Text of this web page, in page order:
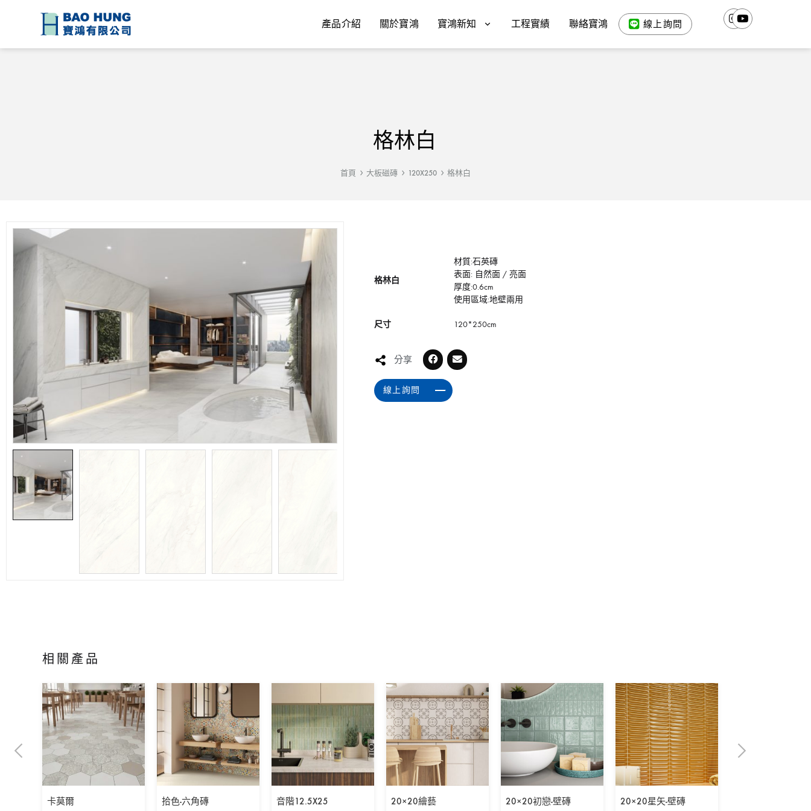
產品介紹 關於寶鴻 寶鴻新知 工程實績 聯絡寶鴻 線上詢問
格林白
首頁 大板磁磚 120X250 格林白
格林白
材質:石英磚
表面: 自然面 / 亮面
厚度:0.6cm
使用區域:地壁兩用
尺寸 120*250cm
分享
線上詢問
相關產品
卡莫爾 拾色-六角磚 音階12.5X25 20×20繪藝 20×20初戀-壁磚 20×20星矢-壁磚